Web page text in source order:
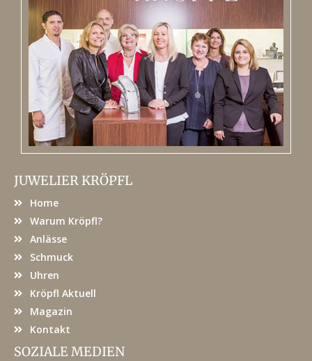
JUWELIER KRÖPFL
Home
Warum Kröpfl?
Anlässe
Schmuck
Uhren
Kröpfl Aktuell
Magazin
Kontakt
SOZIALE MEDIEN